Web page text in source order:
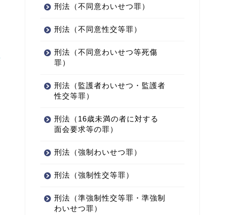
刑法（不同意わいせつ罪）
刑法（不同意性交等罪）
刑法（不同意わいせつ等死傷
罪）
刑法（監護者わいせつ・監護者
性交等罪）
刑法（16歳未満の者に対する
面会要求等の罪）
刑法（強制わいせつ罪）
刑法（強制性交等罪）
刑法（準強制性交等罪・準強制
わいせつ罪）